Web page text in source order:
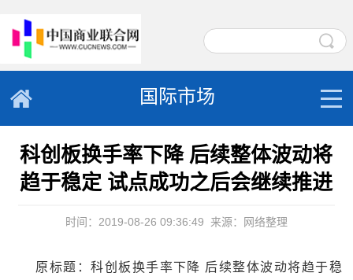
国际市场
科创板换手率下降 后续整体波动将
趋于稳定 试点成功之后会继续推进
时间：2019-08-26 09:36:49 来源：网络整理
原标题：科创板换手率下降 后续整体波动将趋于稳